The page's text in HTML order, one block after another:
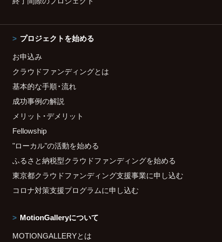
プロジェクトを始める
お申込み
クラウドファンディングとは
基本的な手順・流れ
成功事例の解説
メリット・デメリット
Fellowship
"ローカル"の活動を始める
ふるさと納税型クラウドファンディングを始める
東京都クラウドファンディング支援事業に申し込む
コロナ対策支援プログラムに申し込む
MotionGalleryについて
MOTIONGALLERYとは